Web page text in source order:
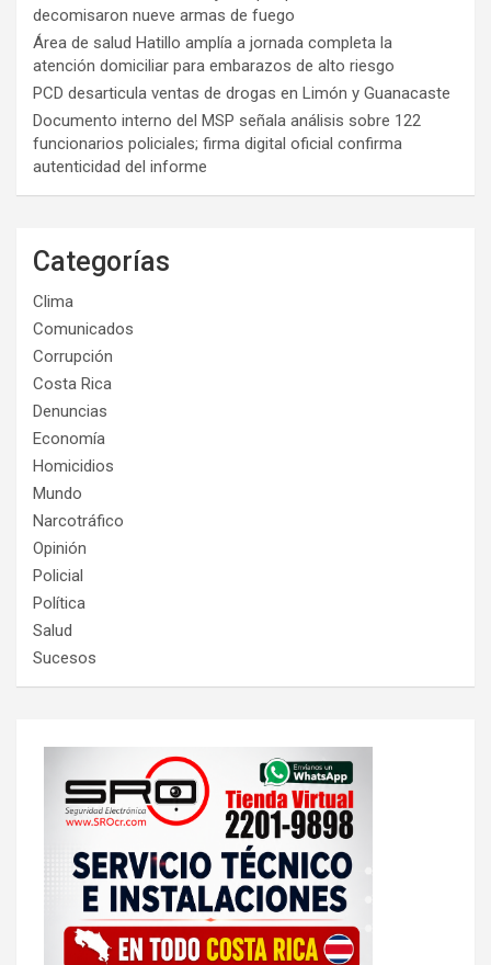
decomisaron nueve armas de fuego
Área de salud Hatillo amplía a jornada completa la
atención domiciliar para embarazos de alto riesgo
PCD desarticula ventas de drogas en Limón y Guanacaste
Documento interno del MSP señala análisis sobre 122
funcionarios policiales; firma digital oficial confirma
autenticidad del informe
Categorías
Clima
Comunicados
Corrupción
Costa Rica
Denuncias
Economía
Homicidios
Mundo
Narcotráfico
Opinión
Policial
Política
Salud
Sucesos